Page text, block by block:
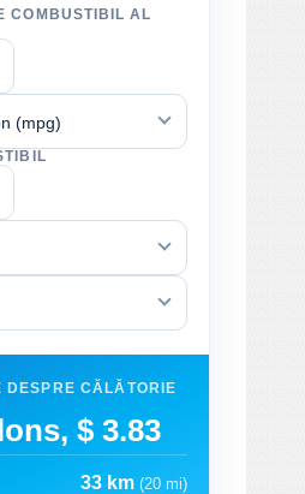
COMBUSTIBIL AL
(mpg)
DESPRE CĂLĂTORIE
$ 3.83
33 km (20 mi)